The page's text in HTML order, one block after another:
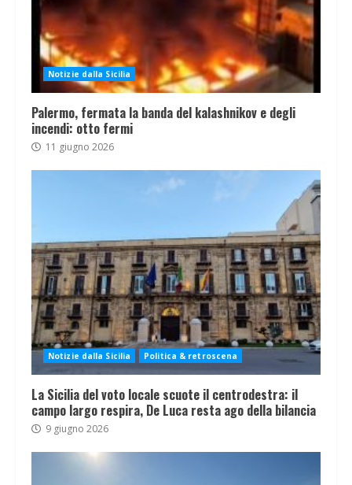
Notizie dalla Sicilia
Palermo, fermata la banda del kalashnikov e degli
incendi: otto fermi
11 giugno 2026
Notizie dalla Sicilia Politica & retroscena
La Sicilia del voto locale scuote il centrodestra: il
campo largo respira, De Luca resta ago della bilancia
9 giugno 2026